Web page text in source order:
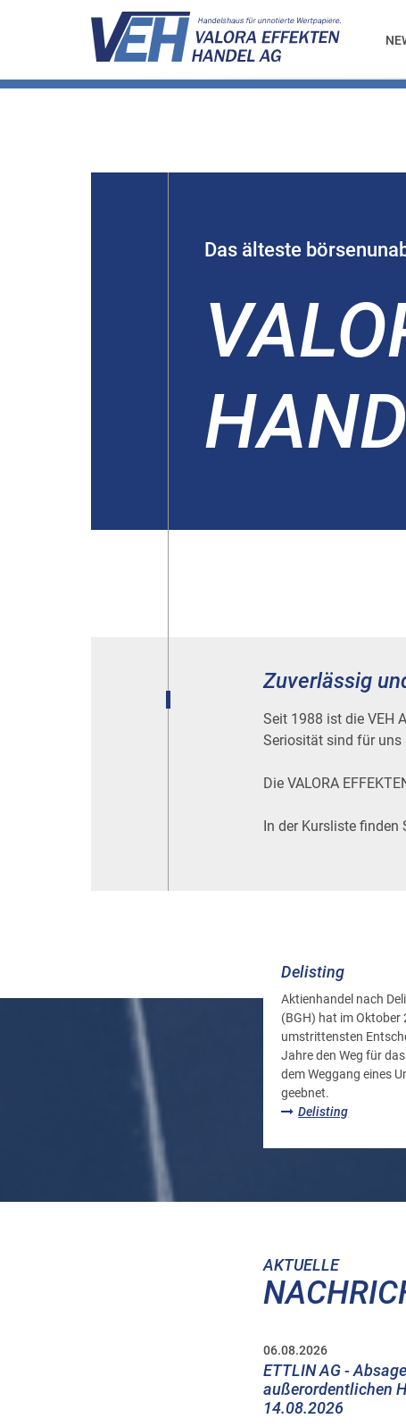
Das älteste
Zuverlässig
Seit 1988 ist die VEH
Seriosität sind für
Die VALORA
In der Kursliste finden
Delisting
Aktienhandel nach
(BGH) hat im Oktober
umstrittensten
Jahre den Weg für
dem Weggang eines
geebnet.
Delisting
AKTUELLE
06.08.2026
ETTLIN AG -
außerordentlichen
14.08.2026